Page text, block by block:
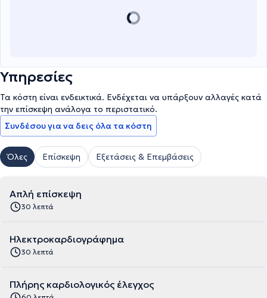
Υπηρεσίες
Τα κόστη είναι ενδεικτικά. Ενδέχεται να υπάρξουν αλλαγές κατά
την επίσκεψη ανάλογα το περιστατικό.
Συνδέσου για να δεις όλα τα κόστη
Όλες Επίσκεψη Εξετάσεις & Επεμβάσεις
Απλή επίσκεψη
30 λεπτά
Ηλεκτροκαρδιογράφημα
30 λεπτά
Πλήρης καρδιολογικός έλεγχος